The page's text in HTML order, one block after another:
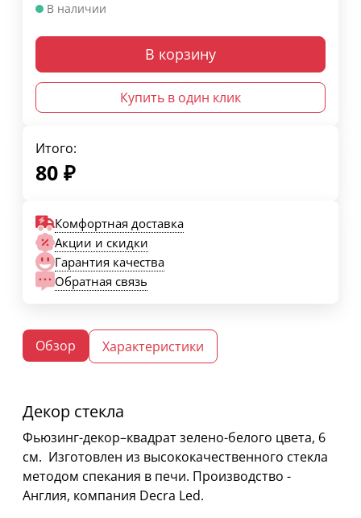
В наличии
В корзину
Купить в один клик
Итого:
80 ₽
Комфортная доставка
Акции и скидки
Гарантия качества
Обратная связь
Обзор Характеристики
Декор стекла
Фьюзинг-декор–квадрат зелено-белого цвета, 6
см. Изготовлен из высококачественного стекла
методом спекания в печи. Производство -
Англия, компания Decra Led.